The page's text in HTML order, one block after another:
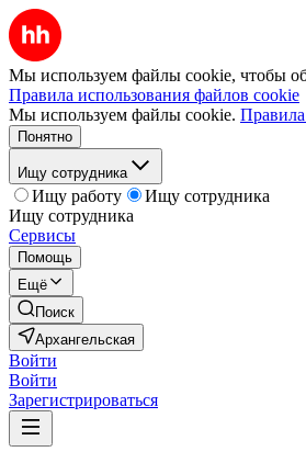
Мы используем файлы cookie, чтобы
Правила использования файлов cookie
Мы используем файлы cookie.
Понятно
Ищу сотрудника
Ищу работу
Ищу сотрудника
Ищу сотрудника
Сервисы
Помощь
Ещё
Поиск
Архангельская
Войти
Войти
Зарегистрироваться